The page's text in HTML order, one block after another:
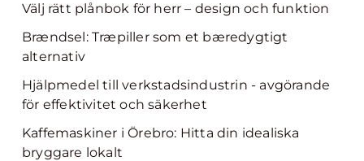
Välj rätt plånbok för herr – design och funktion
Brændsel: Træpiller som et bæredygtigt
alternativ
Hjälpmedel till verkstadsindustrin - avgörande
för effektivitet och säkerhet
Kaffemaskiner i Örebro: Hitta din idealiska
bryggare lokalt